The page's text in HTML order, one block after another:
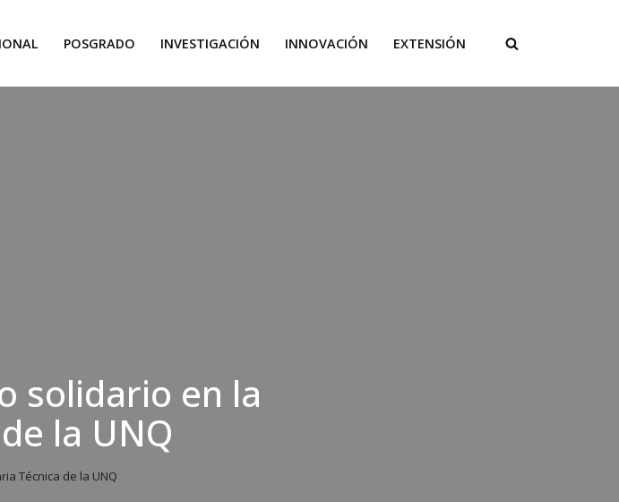
POSGRADO INVESTIGACIÓN INNOVACIÓN EXTENSIÓN
solidario en la
la UNQ
Técnica de la UNQ